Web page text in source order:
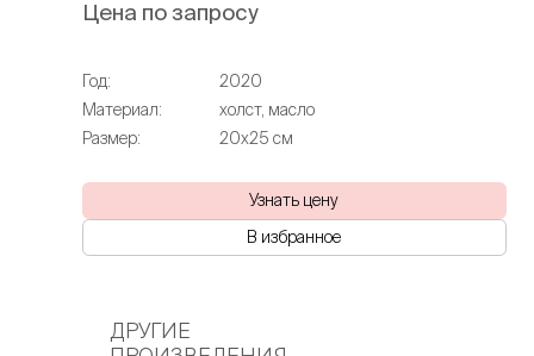
Цена по запросу
Год:
2020
Материал:
холст, масло
Размер:
20х25 см
Узнать цену
В избранное
ДРУГИЕ